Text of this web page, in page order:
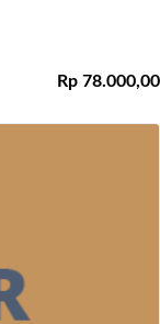
Rp 78.000,00